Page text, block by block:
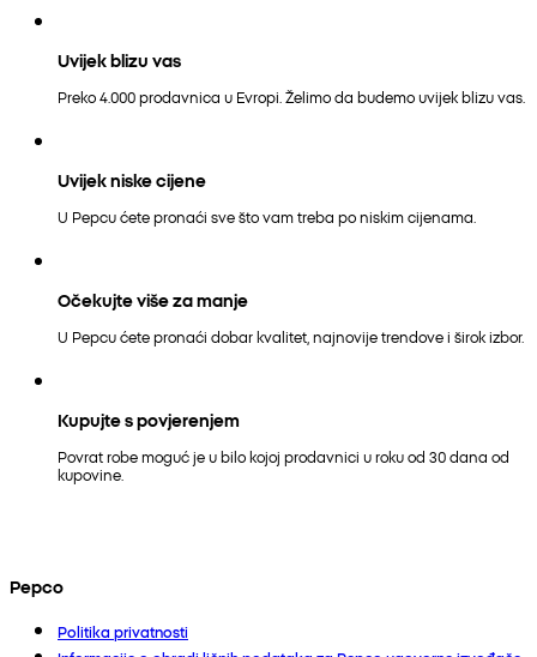
Uvijek blizu vas
Preko 4.000 prodavnica u Evropi. Želimo da budemo uvijek blizu vas.
Uvijek niske cijene
U Pepcu ćete pronaći sve što vam treba po niskim cijenama.
Očekujte više za manje
U Pepcu ćete pronaći dobar kvalitet, najnovije trendove i širok izbor.
Kupujte s povjerenjem
Povrat robe moguć je u bilo kojoj prodavnici u roku od 30 dana od
kupovine.
Pepco
Politika privatnosti